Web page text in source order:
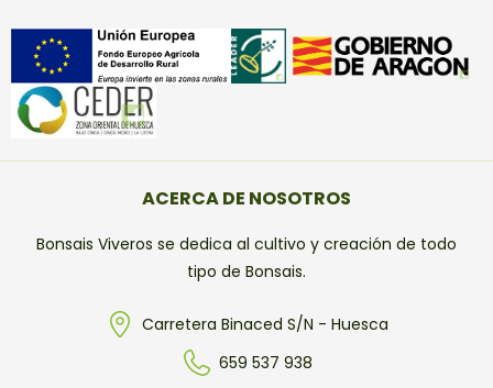
ACERCA DE NOSOTROS
Bonsais Viveros se dedica al cultivo y creación de todo
tipo de Bonsais.
Carretera Binaced S/N - Huesca
659 537 938